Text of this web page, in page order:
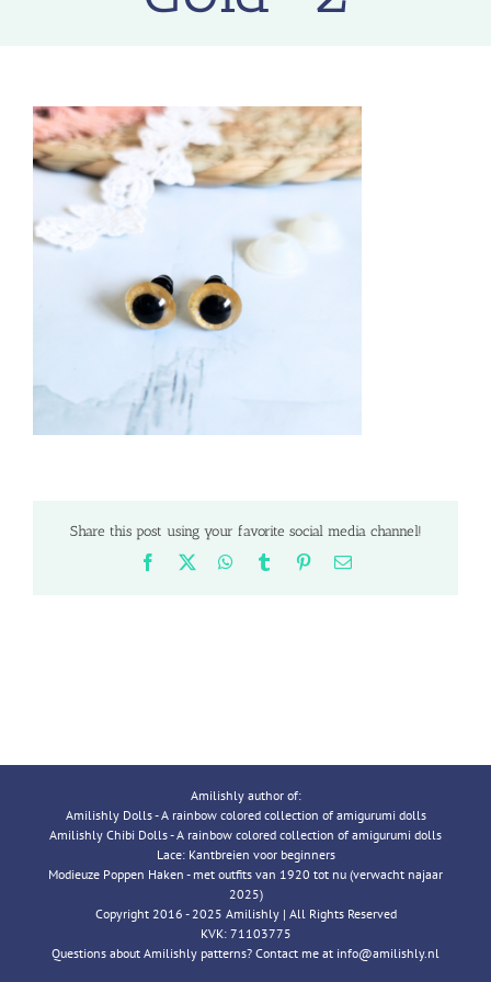
Share this post using your favorite social media channel!
Facebook WhatsApp
Tumblr PinterestEmail
Amilishly author of:
Amilishly Dolls - A rainbow colored collection of amigurumi dolls
Amilishly Chibi Dolls - A rainbow colored collection of amigurumi dolls
Lace: Kantbreien voor beginners
Modieuze Poppen Haken - met outfits van 1920 tot nu (verwacht najaar
2025)
Copyright 2016 - 2025 Amilishly | All Rights Reserved
KVK: 71103775
Questions about Amilishly patterns? Contact me at info@amilishly.nl